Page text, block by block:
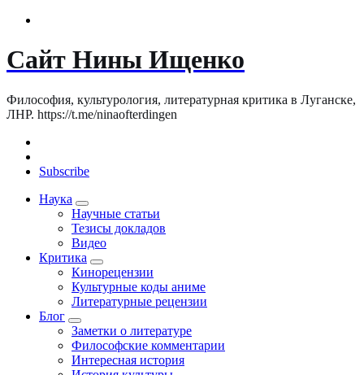
Сайт Нины Ищенко
Философия, культурология, литературная критика в Луганске,
ЛНР. https://t.me/ninaofterdingen
Subscribe
Наука
Научные статьи
Тезисы докладов
Видео
Критика
Кинорецензии
Культурные коды аниме
Литературные рецензии
Блог
Заметки о литературе
Философские комментарии
Интересная история